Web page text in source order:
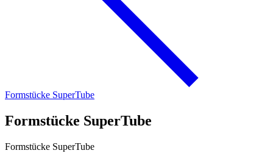
Formstücke SuperTube
Formstücke SuperTube
Formstücke SuperTube